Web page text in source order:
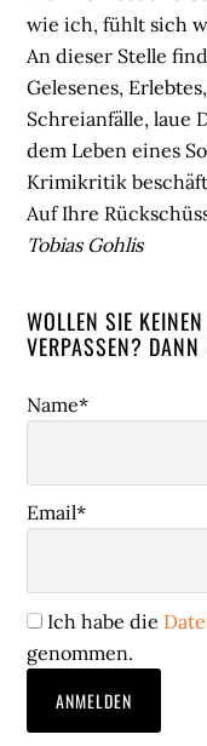
wie ich, fühlt sich
An dieser Stelle
Gelesenes,
Schreianfälle, laue
dem Leben eines
Krimikritik
Auf Ihre
Tobias Gohlis
WOLLEN SIE
VERPASSEN?
Name*
Email*
Ich habe die
genommen.